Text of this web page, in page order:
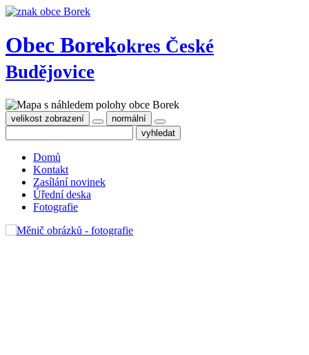
Obec Borekokres České
Budějovice
velikost zobrazení normální
Domů
Kontakt
Zasílání novinek
Úřední deska
Fotografie